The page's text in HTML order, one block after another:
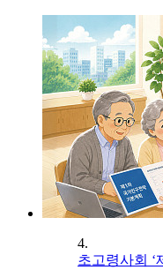
4.
초고령사회 ‘